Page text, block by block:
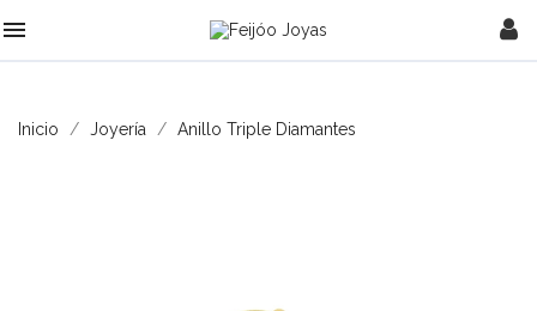

Inicio Joyería Anillo Triple Diamantes